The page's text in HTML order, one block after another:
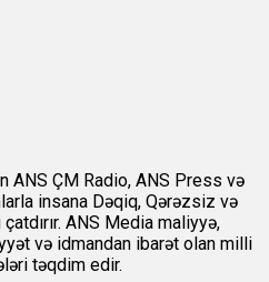
ANS ÇM Radio, ANS Press və
insana Dəqiq, Qərəzsiz və
ANS Media maliyyə,
və idmandan ibarət olan milli
təqdim edir.